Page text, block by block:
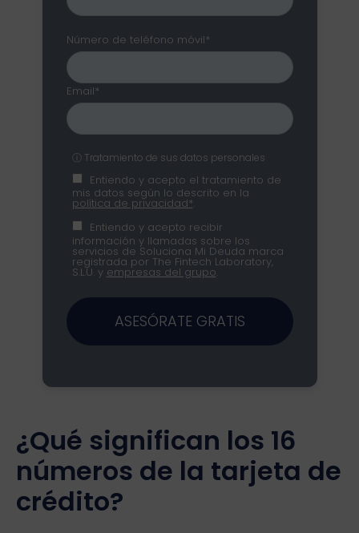
Número de teléfono móvil*
Email*
ⓘ Tratamiento de sus datos personales
Entiendo y acepto el tratamiento de
mis datos según lo descrito en la
política de privacidad*
Entiendo y acepto recibir
información y llamadas sobre los
servicios de Soluciona Mi Deuda marca
registrada por The Fintech Laboratory,
S.L.U. y empresas del grupo
ASESÓRATE GRATIS
¿Qué significan los 16
números de la tarjeta de
crédito?